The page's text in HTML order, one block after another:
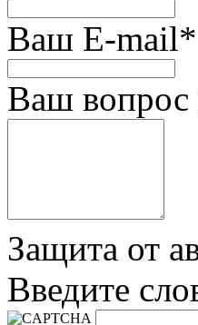
Ваш E-mail*
Ваш вопрос
Защита от
Введите